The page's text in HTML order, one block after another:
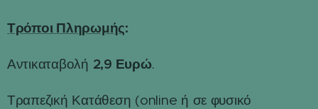
Τρόποι Πληρωμής:
Αντικαταβολή 2,9 Ευρώ.
Τραπεζική Κατάθεση (online ή σε φυσικό